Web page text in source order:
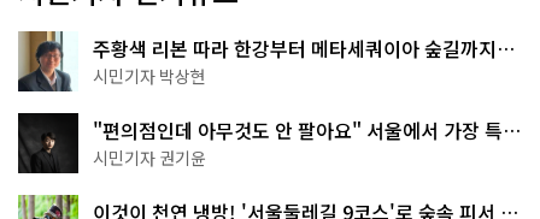
주황색 리본 따라 한강부터 메타세쿼이아 숲길까지…
서울둘레길 15코스
시민기자 박상현
"편의점인데 아무것도 안 팔아요" 서울에서 가장 특별
한 편의점의 정체
시민기자 권기윤
이것이 천연 냉방! '서울둘레길 9코스'로 숲속 피서 떠